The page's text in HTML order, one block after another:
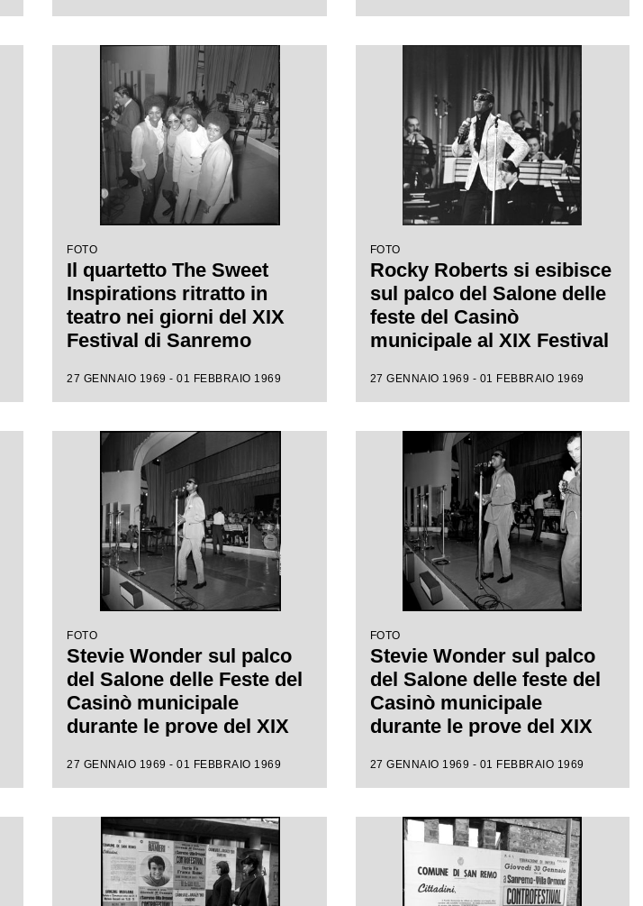
FOTO
Il quartetto The Sweet
Inspirations ritratto in
teatro nei giorni del XIX
Festival di Sanremo
27 GENNAIO 1969 - 01 FEBBRAIO 1969
FOTO
Rocky Roberts si esibisce
sul palco del Salone delle
feste del Casinò
municipale al XIX Festival
27 GENNAIO 1969 - 01 FEBBRAIO 1969
FOTO
Stevie Wonder sul palco
del Salone delle Feste del
Casinò municipale
durante le prove del XIX
27 GENNAIO 1969 - 01 FEBBRAIO 1969
FOTO
Stevie Wonder sul palco
del Salone delle feste del
Casinò municipale
durante le prove del XIX
27 GENNAIO 1969 - 01 FEBBRAIO 1969